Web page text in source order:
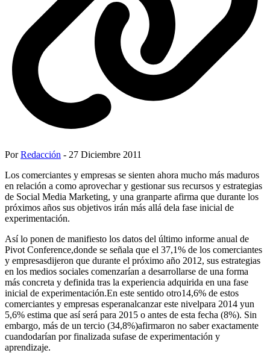
PorRedacción - 27 Diciembre 2011
Los comerciantes y empresas se sienten ahora mucho más maduros
en relación a como aprovechar y gestionar sus recursos y estrategias
de Social Media Marketing, y una granparte afirma que durante los
próximos años sus objetivos irán más allá dela fase inicial de
experimentación.
Así lo ponen de manifiesto los datos del último informe anual de
Pivot Conference,donde se señala que el 37,1% de los comerciantes
y empresasdijeron que durante el próximo año 2012, sus estrategias
en los medios sociales comenzarían a desarrollarse de una forma
más concreta y definida tras la experiencia adquirida en una fase
inicial de experimentación.En este sentido otro14,6% de estos
comerciantes y empresas esperanalcanzar este nivelpara 2014 yun
5,6% estima que así será para 2015 o antes de esta fecha (8%). Sin
embargo, más de un tercio (34,8%)afirmaron no saber exactamente
cuandodarían por finalizada sufase de experimentación y
aprendizaje.